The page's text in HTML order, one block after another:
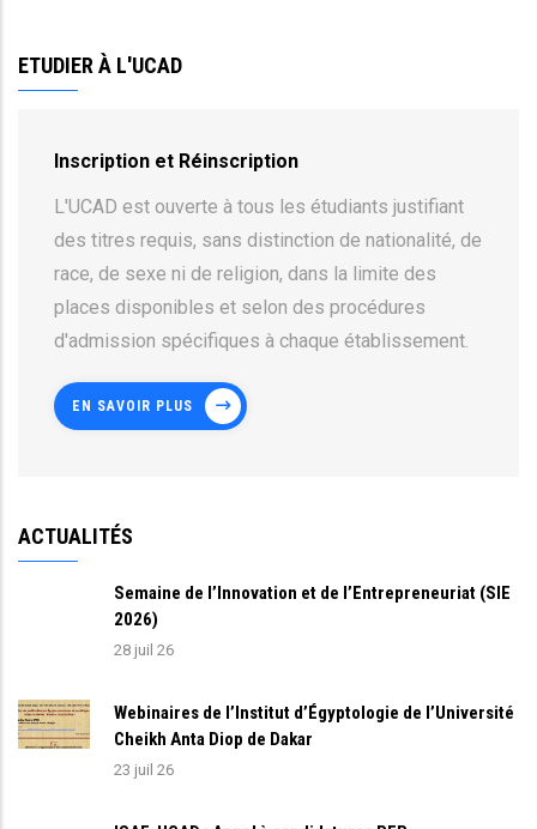
ETUDIER À L'UCAD
Inscription et Réinscription
L'UCAD est ouverte à tous les étudiants justifiant
des titres requis, sans distinction de nationalité, de
race, de sexe ni de religion, dans la limite des
places disponibles et selon des procédures
d'admission spécifiques à chaque établissement.
EN SAVOIR PLUS
ACTUALITÉS
Semaine de l’Innovation et de l’Entrepreneuriat (SIE
2026)
28 juil 26
Webinaires de l’Institut d’Égyptologie de l’Université
Cheikh Anta Diop de Dakar
23 juil 26